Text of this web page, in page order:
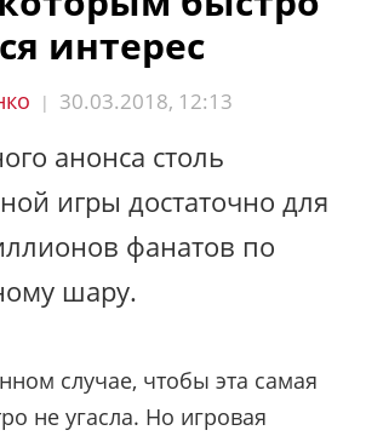
интерес
| 30.03.2018, 12:13
анонса столь
игры достаточно для
фанатов по
шару.
случае, чтобы эта самая
не угасла. Но игровая